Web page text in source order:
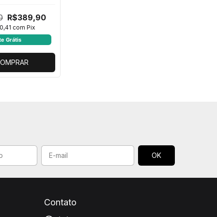
R$389,90
com Pix
Grátis
Contato